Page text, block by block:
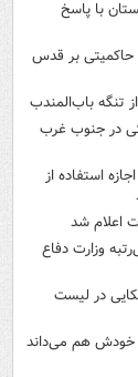
با پاسخ
حاکمیتی بر قدس
در جنوب غرب
استفاده از
اعلام شد
وزارت دفاع
نهاد آمریکایی در لیست
خودش هم می‌داند